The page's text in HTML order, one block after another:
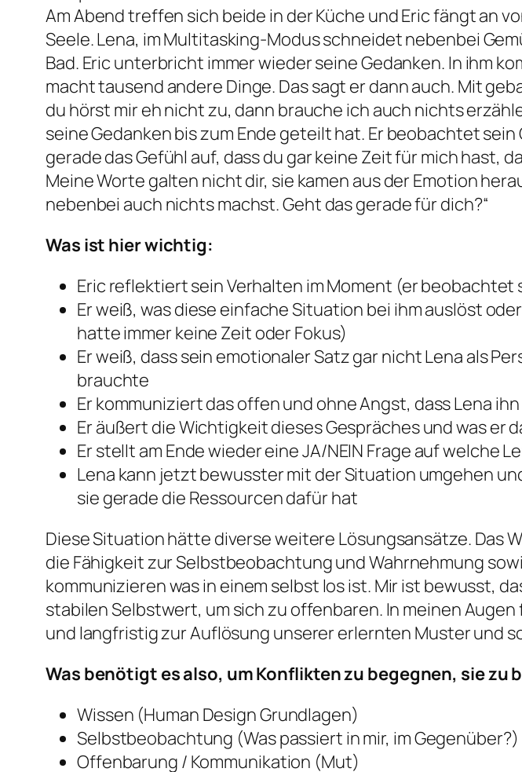
Am Abend treffen sich beide in der Küche und Eric fängt an
Seele. Lena, im Multitasking-Modus schneidet nebenbei
Bad. Eric unterbricht immer wieder seine Gedanken. In ihm
macht tausend andere Dinge. Das sagt er dann auch. Mit
du hörst mir eh nicht zu, dann brauche ich auch nichts
seine Gedanken bis zum Ende geteilt hat. Er beobachtet
gerade das Gefühl auf, dass du gar keine Zeit für mich hast,
Meine Worte galten nicht dir, sie kamen aus der Emotion
nebenbei auch nichts machst. Geht das gerade für dich?“
Was ist hier wichtig:
Eric reflektiert sein Verhalten im Moment (er beobachtet
Er weiß, was diese einfache Situation bei ihm auslöst
hatte immer keine Zeit oder Fokus)
Er weiß, dass sein emotionaler Satz gar nicht Lena als
brauchte
Er kommuniziert das offen und ohne Angst, dass Lena
Er äußert die Wichtigkeit dieses Gespräches und was er
Er stellt am Ende wieder eine JA/NEIN Frage auf welche
Lena kann jetzt bewusster mit der Situation umgehen
sie gerade die Ressourcen dafür hat
Diese Situation hätte diverse weitere Lösungsansätze. Das
die Fähigkeit zur Selbstbeobachtung und Wahrnehmung
kommunizieren was in einem selbst los ist. Mir ist bewusst,
stabilen Selbstwert, um sich zu offenbaren. In meinen
und langfristig zur Auflösung unserer erlernten Muster und
Was benötigt es also, um Konflikten zu begegnen, sie zu
Wissen (Human Design Grundlagen)
Selbstbeobachtung (Was passiert in mir, im Gegenüber?)
Offenbarung / Kommunikation (Mut)